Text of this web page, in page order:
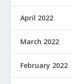
April 2022
March 2022
February 2022